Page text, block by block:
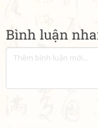
Bình luận